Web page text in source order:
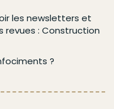
les newsletters et
revues : Construction
?